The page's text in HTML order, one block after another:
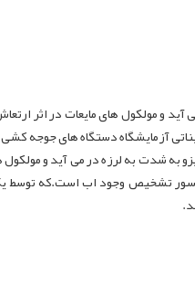
آید و مولکول های مایعات در اثر
آزمایشگاه دستگاه های جوجه
درمی آید. در این فرکانس کاری ،پیزو به شدت به
تشخیص وجود اب است.که